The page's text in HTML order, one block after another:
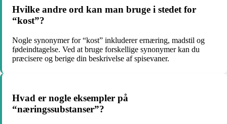
Hvilke andre ord kan man bruge i stedet for
“kost”?
Nogle synonymer for “kost” inkluderer ernæring, madstil og
fødeindtagelse. Ved at bruge forskellige synonymer kan du
præcisere og berige din beskrivelse af spisevaner.
Hvad er nogle eksempler på
“næringssubstanser”?